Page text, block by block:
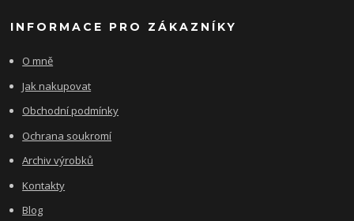
INFORMACE PRO ZÁKAZNÍKY
O mně
Jak nakupovat
Obchodní podmínky
Ochrana soukromí
Archiv výrobků
Kontakty
Blog